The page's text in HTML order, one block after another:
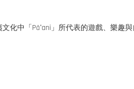
化中「Pāʻani」所代表的遊戲、樂